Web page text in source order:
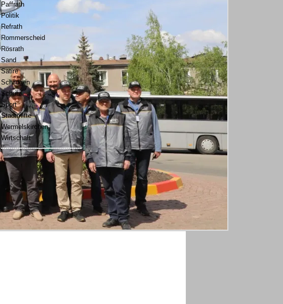
Paffrath
Politik
Refrath
Rommerscheid
Rösrath
Sand
Satire
Schildgen
Schutz
Sport
Stadtmitte
Wermelskirchen
Wirtschaft